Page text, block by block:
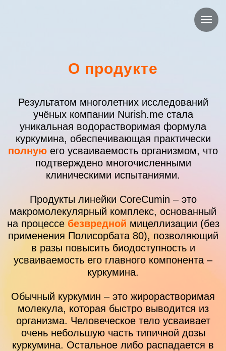
О продукте
Результатом многолетних исследований
учёных компании Nurish.me стала
уникальная водорастворимая формула
куркумина, обеспечивающая практически
полную его усваиваемость организмом, что
подтверждено многочисленными
клиническими испытаниями.
Продукты линейки CoreCumin – это
макромолекулярный комплекс, основанный
на процессе безвредной мицеллизации (без
применения Полисорбата 80), позволяющий
в разы повысить биодоступность и
усваиваемость его главного компонента –
куркумина.
Обычный куркумин – это жирорастворимая
молекула, которая быстро выводится из
организма. Человеческое тело усваивает
очень небольшую часть типичной дозы
куркумина. Остальное либо распадается в